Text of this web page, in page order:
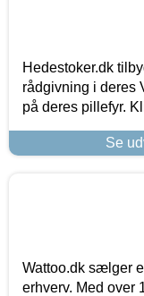
Hedestoker.dk
rådgivning i deres
på deres pillefyr.
Se
Wattoo.dk sælger
erhverv. Med over